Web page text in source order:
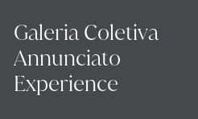
Galeria Coletiva
Annunciato
Experience